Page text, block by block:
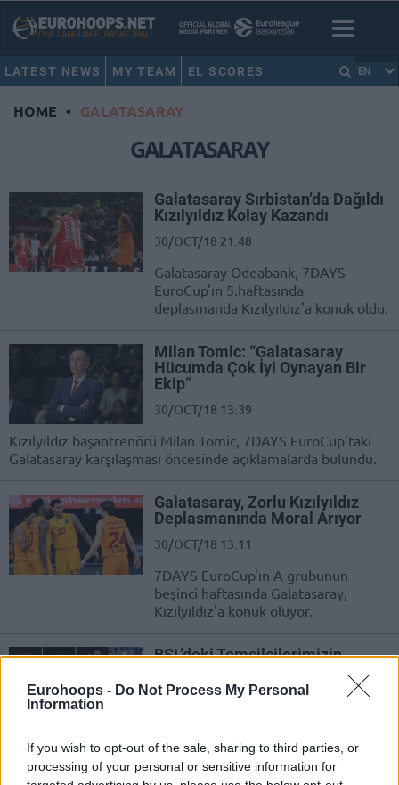
Eurohoops - Do Not Process My Personal
Information
If you wish to opt-out of the sale, sharing to third parties, or
processing of your personal or sensitive information for
LATEST NEWS MY TEAM EL SCORES EN
HOME • GALATASARAY
GALATASARAY
Galatasaray Sırbistan’da Dağıldı
Kızılyıldız Kolay Kazandı
30/OCT/18 21:48
Galatasaray Odeabank, 7DAYS
EuroCup'ın 5.haftasında
deplasmanda Kızılyıldız'a konuk oldu.
Milan Tomic: “Galatasaray
Hücumda Çok İyi Oynayan Bir
Ekip”
30/OCT/18 13:39
Kızılyıldız başantrenörü Milan Tomic, 7DAYS EuroCup’taki
Galatasaray karşılaşması öncesinde açıklamalarda bulundu.
Galatasaray, Zorlu Kızılyıldız
Deplasmanında Moral Arıyor
30/OCT/18 13:11
7DAYS EuroCup'ın A grubunun
beşinci haftasında Galatasaray,
Kızılyıldız'a konuk oluyor.
BSL’deki Temsilcilerimizin
Avrupa Fikstürü (30 Ekim-2
Kasım 2018)
Ülkemizi Avrupa'da temsil eden ekiplerimiz, uluslararası
turnuvalardaki yeni hafta için parkeye çıkıyor.